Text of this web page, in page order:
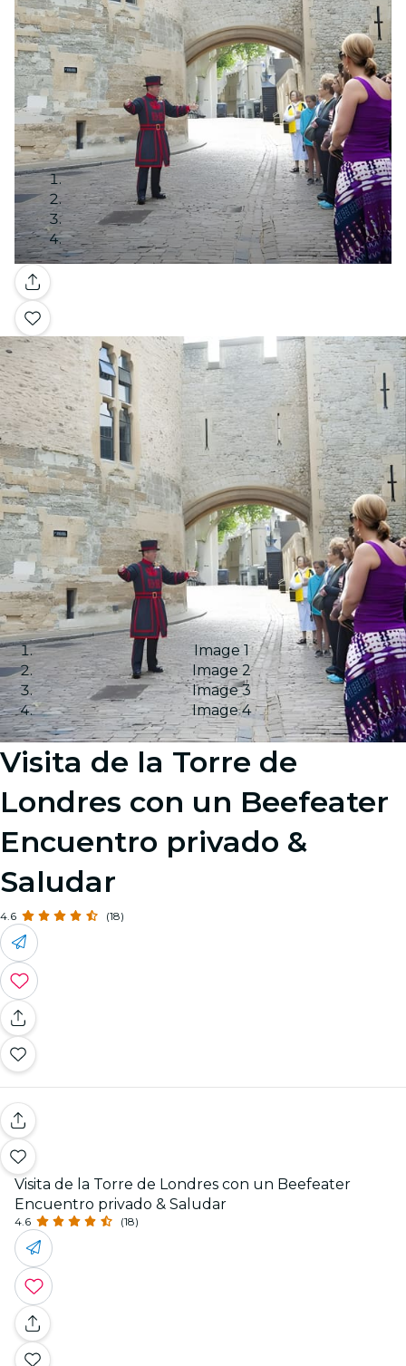
Galería
Image 1
Image 2
Image 3
Image 4
Visita de la Torre de
Londres con un Beefeater
Encuentro privado &
Saludar
4.6 (18)
Visita de la Torre de Londres con un Beefeater
Encuentro privado & Saludar
4.6 (18)